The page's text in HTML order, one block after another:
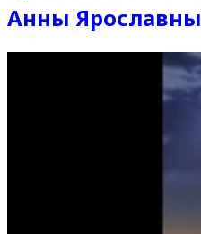
Анны Ярославны